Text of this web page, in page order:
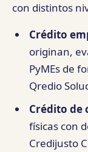
con distintos
Crédito
originan,
PyMEs de
Qredio
Crédito de
físicas con
Credijusto